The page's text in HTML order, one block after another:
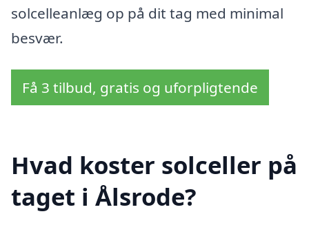
solcelleanlæg op på dit tag med minimal
besvær.
Få 3 tilbud, gratis og uforpligtende
Hvad koster solceller på
taget i Ålsrode?